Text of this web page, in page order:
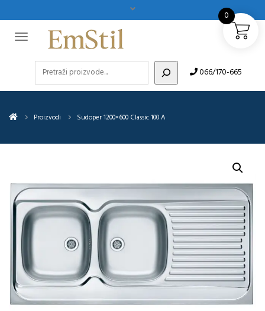
066/170-665
Proizvodi Sudoper 1200×600 Classic 100 A
0